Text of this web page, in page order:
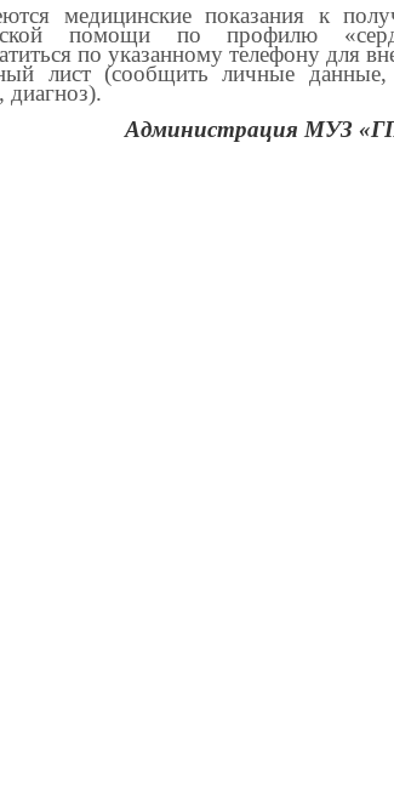
медицинские показания к
помощи по профилю
по указанному телефону для
лист (сообщить личные данные,
диагноз).
Администрация МУЗ